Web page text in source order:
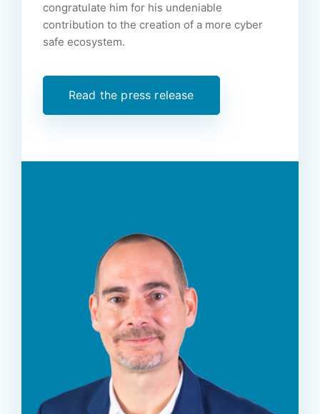
congratulate him for his undeniable
contribution to the creation of a more cyber
safe ecosystem.
Read the press release